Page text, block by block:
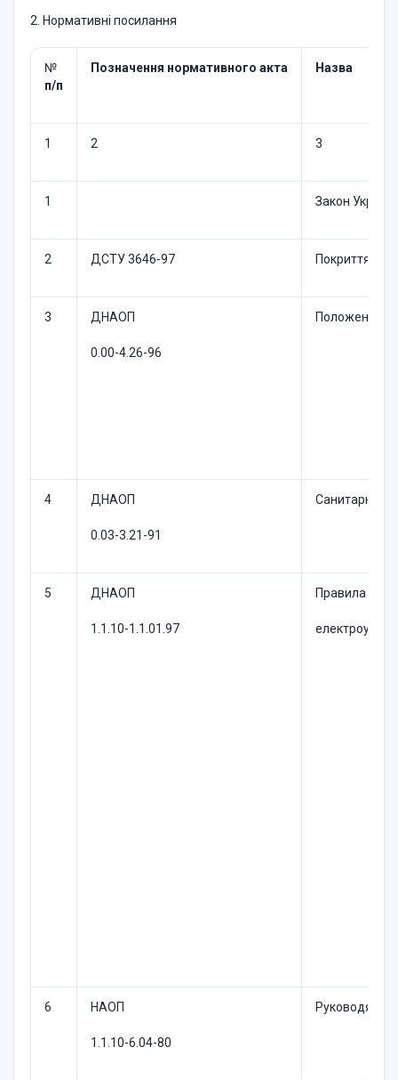
2. Нормативні посилання
№
п/п
Позначення нормативного акта Назва
1 2 3
1 Закон
2 ДСТУ 3646-97 Покриття
3 ДНАОП
0.00-4.26-96
Положення
4 ДНАОП
0.03-3.21-91
Санитарные
5 ДНАОП
1.1.10-1.1.01.97
Правила
6 НАОП
1.1.10-6.04-80
Руководящие